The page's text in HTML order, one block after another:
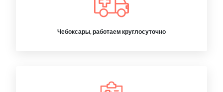
Чебоксары, работаем круглосуточно